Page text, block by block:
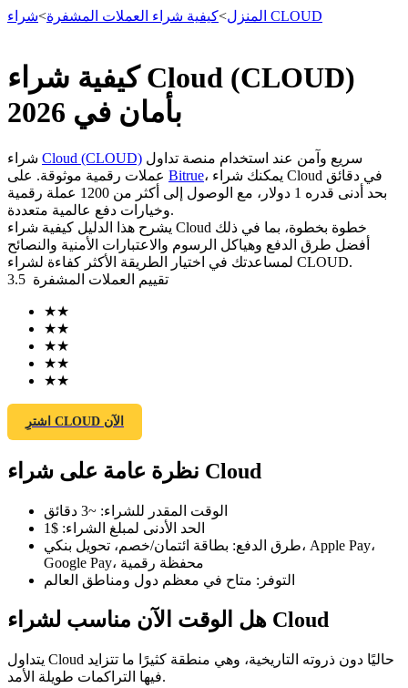
العقود الآجلة
العقود الآجلة USDT
العقود الآجلة لـ COIN-M
العقود الآجلة للعملات المشفرة
مشتقات الأسهم والعملات الأجنبية والمعادن الثمينة والسلع
المنزل>كيفية شراء العملات المشفرة> شراء CLOUD
كيفية شراء Cloud (CLOUD)
بأمان في 2026
Cloud (CLOUD)
Bitrue، يمكنك شراء Cloud في دقائق
بحد أدنى قدره 1 دولار، مع الوصول إلى أكثر من 1200 عملة رقمية
وخيارات دفع عالمية متعددة.
يشرح هذا الدليل كيفية شراء Cloud خطوة بخطوة، بما في ذلك
أفضل طرق الدفع وهياكل الرسوم والاعتبارات الأمنية والنصائح
لمساعدتك في اختيار الطريقة الأكثر كفاءة لشراء CLOUD.
تقييم العملات المشفرة 3.5
★★
★★
★★
★★
★★
اشترِ CLOUD الآن
نظرة عامة على شراء Cloud
الوقت المقدر للشراء: ~3 دقائق
الحد الأدنى لمبلغ الشراء:
$1
طرق الدفع: بطاقة ائتمان/خصم، تحويل بنكي، Apple Pay،
Google Pay، محفظة رقمية
التوفر : متاح في معظم دول ومناطق العالم
هل الوقت الآن مناسب لشراء Cloud
يتداول Cloud حاليًا دون ذروته التاريخية، وهي منطقة كثيرًا ما تتزايد
فيها التراكمات طويلة الأمد.